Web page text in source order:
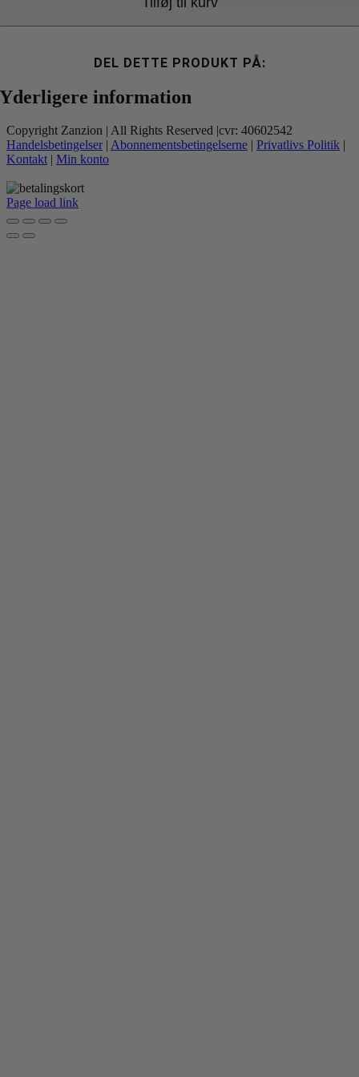
DEL DETTE PRODUKT PÅ:
Yderligere information
Copyright Zanzion | All Rights Reserved |cvr: 40602542
Handelsbetingelser | Abonnementsbetingelserne | Privatlivs Politik |
Kontakt | Min konto
Page load link